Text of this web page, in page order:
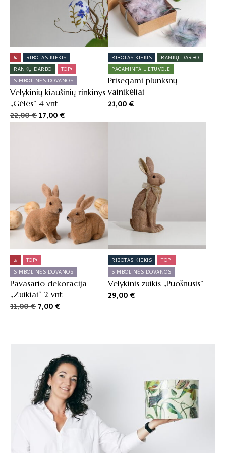
%
RIBOTAS KIEKIS
RANKŲ DARBO
TOP!
SIMBOLINĖS DOVANOS
Velykinių kiaušinių rinkinys
„Gėlės” 4 vnt
22,00€Original
price
17,00€
price
RIBOTAS KIEKIS
RANKŲ DARBO
PAGAMINTA LIETUVOJE
Prisegami plunksnų
vainikėliai
21,00€
%
TOP!
SIMBOLINĖS DOVANOS
Pavasario dekoracija
„Zuikiai“ 2 vnt
11,00€Original
7,00€
RIBOTAS KIEKIS
TOP!
SIMBOLINĖS DOVANOS
Velykinis zuikis „Puošnusis”
29,00€